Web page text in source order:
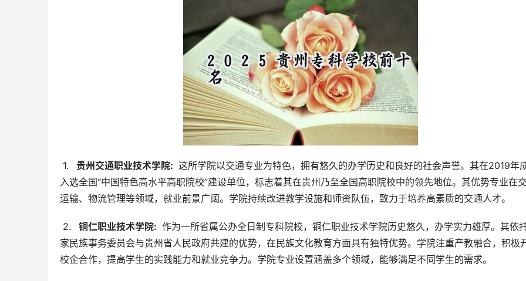
1.
  贵州交通职业技术学院:
这所学院以交通专业为特色，拥有悠久的办学历史和良好的社会声誉。其在2019年
入选全国“中国特色高水平高职院校”建设单位，标志着其在贵州乃至全国高职院校中的领先地位。其优势专业在
运输、物流管理等领域，就业前景广阔。学院持续改进教学设施和师资队伍，致力于培养高素质的交通人才。
2.
  铜仁职业技术学院:
作为一所省属公办全日制专科院校，铜仁职业技术学院历史悠久，办学实力雄厚。其依
家民族事务委员会与贵州省人民政府共建的优势，在民族文化教育方面具有独特优势。学院注重产教融合，积极
校企合作，提高学生的实践能力和就业竞争力。学院专业设置涵盖多个领域，能够满足不同学生的需求。